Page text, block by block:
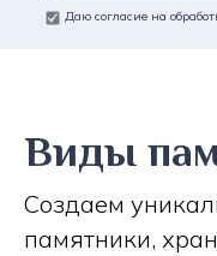
Даю согласие на
Виды
Создаем
памятники,